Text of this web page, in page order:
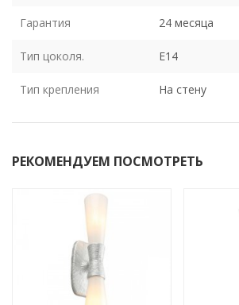
Гарантия 24 месяца
Тип цоколя. E14
Тип крепления На стену
РЕКОМЕНДУЕМ ПОСМОТРЕТЬ